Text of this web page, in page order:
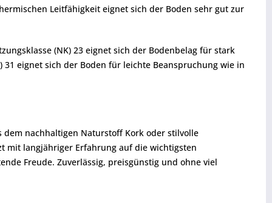
Leitfähigkeit eignet sich der Boden sehr gut zur
(NK) 23 eignet sich der Bodenbelag für stark
eignet sich der Boden für leichte Beanspruchung wie in
dem nachhaltigen Naturstoff Kork oder stilvolle
mit langjähriger Erfahrung auf die wichtigsten
Freude. Zuverlässig, preisgünstig und ohne viel